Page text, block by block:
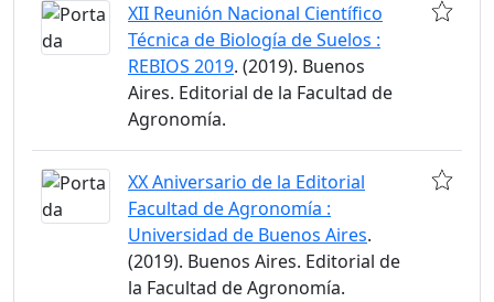
XII Reunión Nacional Científico
Técnica de Biología de Suelos :
REBIOS 2019. (2019). Buenos
Aires. Editorial de la Facultad de
Agronomía.
XX Aniversario de la Editorial
Facultad de Agronomía :
Universidad de Buenos Aires.
(2019). Buenos Aires. Editorial de
la Facultad de Agronomía.